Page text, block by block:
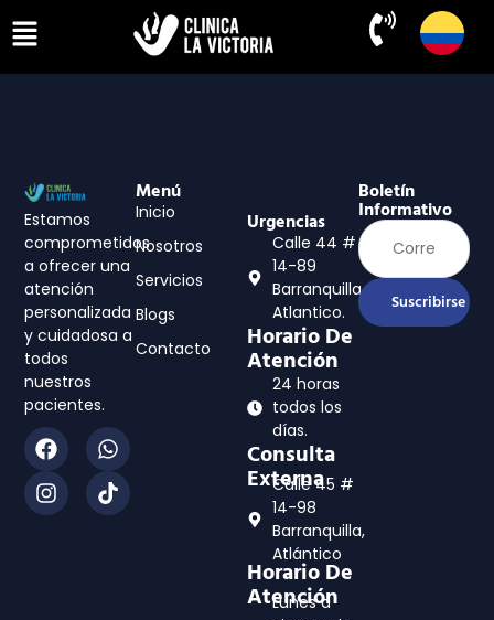
Estamos
comprometidos
a ofrecer una
atención
personalizada
y cuidadosa a
todos
nuestros
pacientes.
Menú
Inicio
Nosotros
Servicios
Blogs
Contacto
Urgencias
Calle 44 #
14-89
Barranquilla,
Atlantico.
Horario De
Atención
24 horas
todos los
días.
Consulta
Externa
Calle 45 #
14-98
Barranquilla,
Atlántico
Horario De
Atención
Lunes a
Boletín
Informativo
Suscribirse